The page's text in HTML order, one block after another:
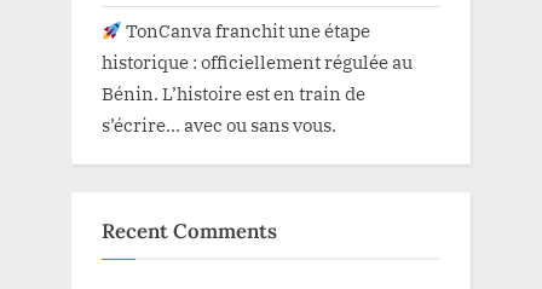
TonCanva franchit une étape
historique : officiellement régulée au
Bénin. L’histoire est en train de
s’écrire… avec ou sans vous.
Recent Comments